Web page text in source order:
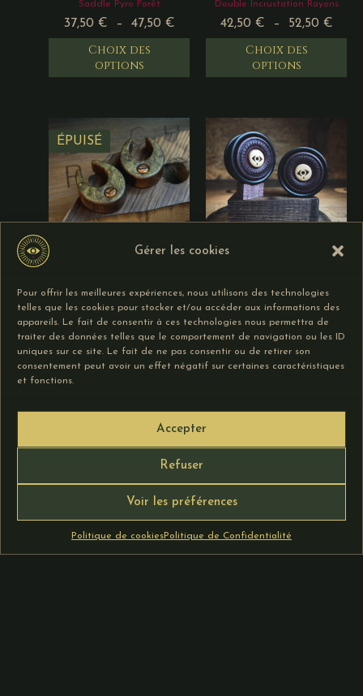
Gérer les cookies
Pour offrir les meilleures expériences, nous utilisons des technologies
telles que les cookies pour stocker et/ou accéder aux informations des
appareils. Le fait de consentir à ces technologies nous permettra de
traiter des données telles que le comportement de navigation ou les ID
uniques sur ce site. Le fait de ne pas consentir ou de retirer son
consentement peut avoir un effet négatif sur certaines caractéristiques
et fonctions.
Accepter
Refuser
Voir les préférences
Politique de cookiesPolitique de Confidentialité
Saddle Pyro Forêt
37,50 € – 47,50 €
Choix des
options
Double Incrustation Rayons
42,50 € – 52,50 €
Choix des
options
ÉPUISÉ
Incrustation
45,00€ – 55,00€
Choix des
options
Pyro Symbole
49,00€ – 65,00€
Choix des
options